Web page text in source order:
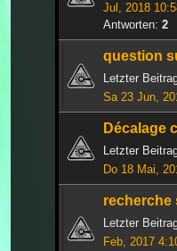
Jul, 2018
Antworten: 2
question
Letzter
Sa 23 Jun,
Décalage
Letzter
Do 18 Mai,
recherche
Letzter
Feb, 2017